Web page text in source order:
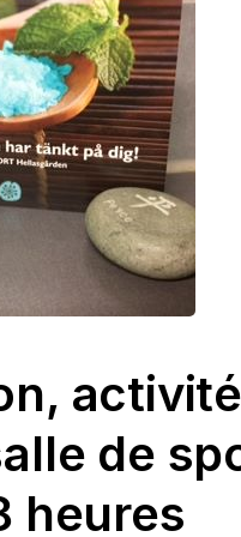
de
heures